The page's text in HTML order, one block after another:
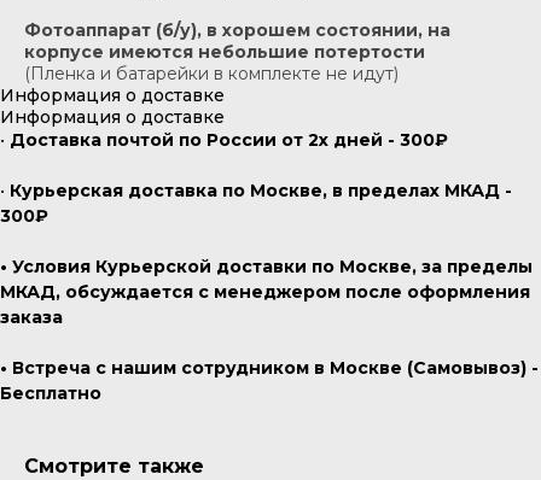
Фотоаппарат (б/у), в хорошем состоянии, на
корпусе имеются небольшие потертости
(Пленка и батарейки в комплекте не идут)
Информация о доставке
Информация о доставке
• Доставка почтой по России от 2х дней - 300₽
• Курьерская доставка по Москве, в пределах МКАД -
300₽
• Условия Курьерской доставки по Москве, за пределы
МКАД, обсуждается с менеджером после оформления
заказа
• Встреча с нашим сотрудником в Москве (Самовывоз) -
Бесплатно
Смотрите также